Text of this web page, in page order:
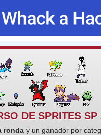
DE SPRITES SP
ronday un ganador por